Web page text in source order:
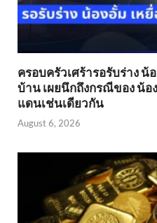
ครอบครัวเศร้ารอรับร่าง น้
บ้าน เผยนึกถึงกรณีของ น้อ
แดนเช่นเดียวกัน
August 6, 2026